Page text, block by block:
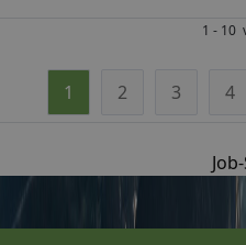
1 - 10
1 2 3 4